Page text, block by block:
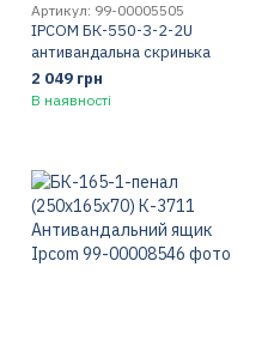
Артикул: 99-00005505
IPCOM БК-550-З-2-2U
антивандальна скринька
2 049 грн
В наявності